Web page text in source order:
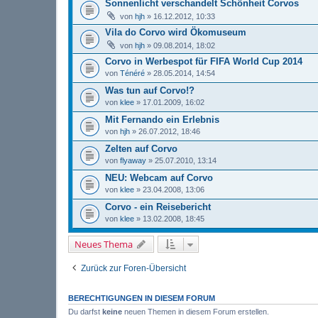
Sonnenlicht verschandelt Schönheit Corvos
von hjh » 16.12.2012, 10:33
Vila do Corvo wird Ökomuseum
von hjh » 09.08.2014, 18:02
Corvo in Werbespot für FIFA World Cup 2014
von Ténéré » 28.05.2014, 14:54
Was tun auf Corvo!?
von klee » 17.01.2009, 16:02
Mit Fernando ein Erlebnis
von hjh » 26.07.2012, 18:46
Zelten auf Corvo
von flyaway » 25.07.2010, 13:14
NEU: Webcam auf Corvo
von klee » 23.04.2008, 13:06
Corvo - ein Reisebericht
von klee » 13.02.2008, 18:45
Neues Thema
Zurück zur Foren-Übersicht
BERECHTIGUNGEN IN DIESEM FORUM
Du darfst keine neuen Themen in diesem Forum erstellen.